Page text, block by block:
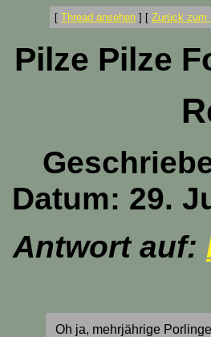
[ Thread ansehen ] [ Zurück zum
Pilze Pilze
Datum: 29.
Antwort auf:
Oh ja, mehrjährige